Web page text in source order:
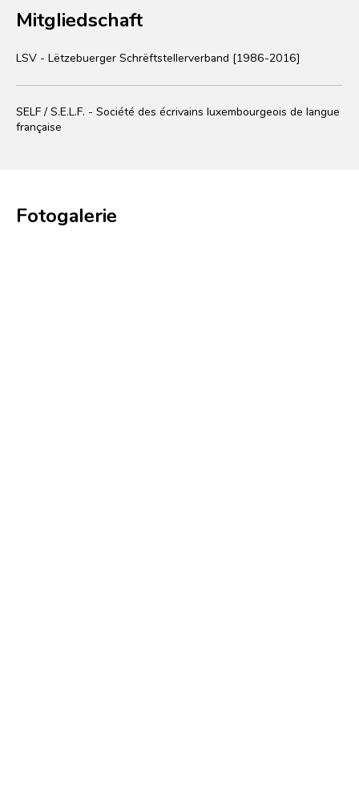
Mitgliedschaft
LSV - Lëtzebuerger Schrëftstellerverband [1986-2016]
SELF / S.E.L.F. - Société des écrivains luxembourgeois de langue
française
Fotogalerie